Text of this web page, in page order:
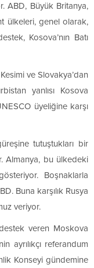
ABD, Büyük Britanya,
ülkeleri, genel olarak,
Kosova’nın Batı
ve Slovakya’dan
yanlısı Kosova
üyeliğine karşı
tutuştukları bir
Almanya, bu ülkedeki
Boşnaklarla
Buna karşılık Rusya
veriyor.
veren Moskova
ayrılıkçı referandum
Konseyi gündemine